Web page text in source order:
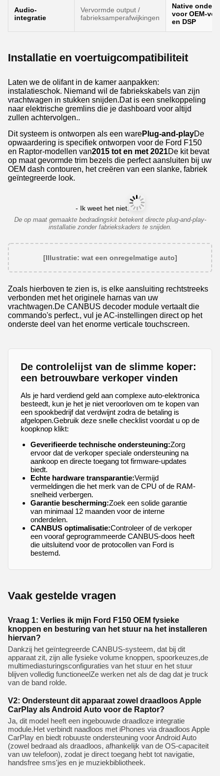
Audio-
integratie
Vervormde output /
fabrieksamperafwijkingen
Native
voor OEM-
en DSP
Installatie en voertuigcompatibiliteit
Laten we de olifant in de kamer aanpakken:
instalatieschok. Niemand wil de fabriekskabels van zijn
vrachtwagen in stukken snijden.Dat is een snelkoppeling
naar elektrische gremlins die je dashboard voor altijd
zullen achtervolgen..
Dit systeem is ontworpen als een warePlug-and-playDe
opwaardering is specifiek ontworpen voor de Ford F150
en Raptor-modellen van2015 tot en met 2021De kit bevat
op maat gevormde trim bezels die perfect aansluiten bij uw
OEM dash contouren, het creëren van een slanke, fabriek
geïntegreerde look.
- Ik weet het niet.
De op maat gemaakte bedradingskit betekent directe plug-and-play-
installatie zonder fabriekskaders te snijden.
[Illustratie: wat een onregelmatige auto]
Zoals hierboven te zien is, is elke aansluiting rechtstreeks
verbonden met het originele harnas van uw
vrachtwagen.De CANBUS decoder module vertaalt die
commando's perfect., vul je AC-instellingen direct op het
onderste deel van het enorme verticale touchscreen.
De controlelijst van de slimme koper:
een betrouwbare verkoper vinden
Als je hard verdiend geld aan complexe auto-elektronica
besteedt, kun je het je niet veroorloven om te kopen van
een spookbedrijf dat verdwijnt zodra de betaling is
afgelopen.Gebruik deze snelle checklist voordat u op de
koopknop klikt:
Geverifieerde technische ondersteuning:Zorg
ervoor dat de verkoper speciale ondersteuning na
aankoop en directe toegang tot firmware-updates
biedt.
Echte hardware transparantie:Vermijd
vermeldingen die het merk van de CPU of de RAM-
snelheid verbergen.
Garantie bescherming:Zoek een solide garantie
van minimaal 12 maanden voor de interne
onderdelen.
CANBUS optimalisatie:Controleer of de verkoper
een vooraf geprogrammeerde CANBUS-doos heeft
die uitsluitend voor de protocollen van Ford is
bestemd.
Vaak gestelde vragen
Vraag 1: Verlies ik mijn Ford F150 OEM fysieke
knoppen en besturing van het stuur na het installeren
hiervan?
Dankzij het geïntegreerde CANBUS-systeem, dat bij dit
apparaat zit, zijn alle fysieke volume knoppen, spoorkeuzes,de
multimediasturingsconfiguraties van het stuur en het stuur
blijven volledig functioneelZe werken net als de dag dat je truck
van de band rolde.
V2: Ondersteunt dit apparaat zowel draadloos Apple
CarPlay als Android Auto voor de Raptor?
Ja, dit model heeft een ingebouwde draadloze integratie
module.Het verbindt naadloos met iPhones via draadloos Apple
CarPlay en biedt robuuste ondersteuning voor Android Auto
(zowel bedraad als draadloos, afhankelijk van de OS-capaciteit
van uw telefoon), zodat je direct toegang hebt tot navigatie,
handsfree sms'jes en je muziekbibliotheek.